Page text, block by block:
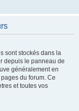
sont stockés dans la
depuis le panneau de
généralement en
du forum. Ce
et toutes vos